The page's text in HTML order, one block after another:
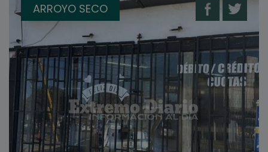
ARROYO SECO